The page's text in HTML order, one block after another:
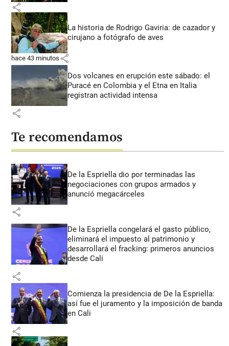
share
La historia de Rodrigo Gaviria: de cazador y
cirujano a fotógrafo de aves
hace 43 minutos share
Dos volcanes en erupción este sábado: el
Puracé en Colombia y el Etna en Italia
registran actividad intensa
share
Te recomendamos
De la Espriella dio por terminadas las
negociaciones con grupos armados y
anunció megacárceles
share
De la Espriella congelará el gasto público,
eliminará el impuesto al patrimonio y
desarrollará el fracking: primeros anuncios
desde Cali
share
Comienza la presidencia de De la Espriella:
así fue el juramento y la imposición de banda
en Cali
share